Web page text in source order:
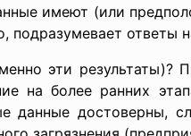
имеют (или
подразумевает
эти
на более ранних
данные достоверны,